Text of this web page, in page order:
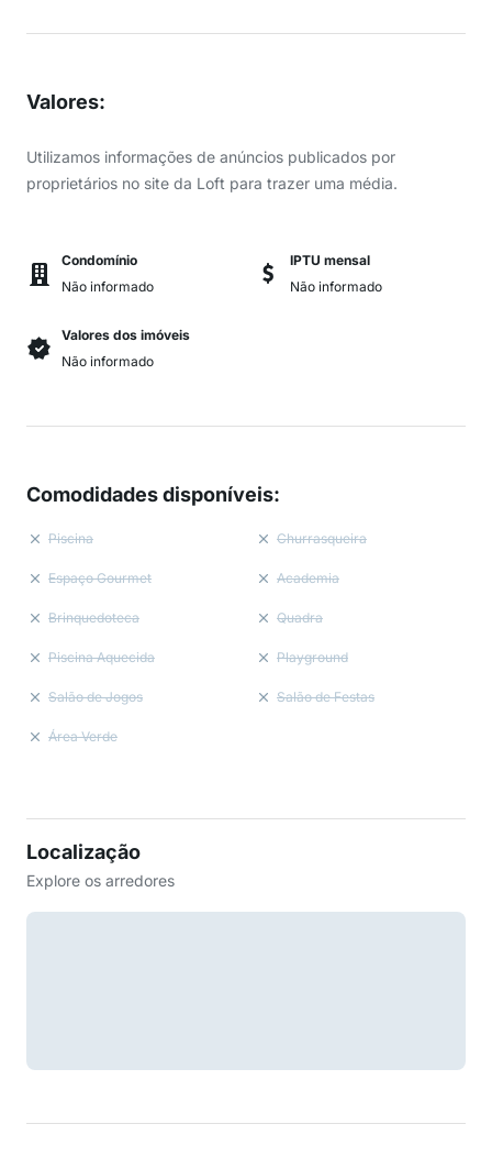
Valores:
Utilizamos informações de anúncios publicados por
proprietários no site da Loft para trazer uma média.
Condomínio
Não informado
IPTU mensal
Não informado
Valores dos imóveis
Não informado
Comodidades disponíveis:
Piscina Churrasqueira
Espaço Gourmet Academia
Brinquedoteca Quadra
Piscina Aquecida Playground
Salão de Jogos Salão de Festas
Área Verde
Localização
Explore os arredores